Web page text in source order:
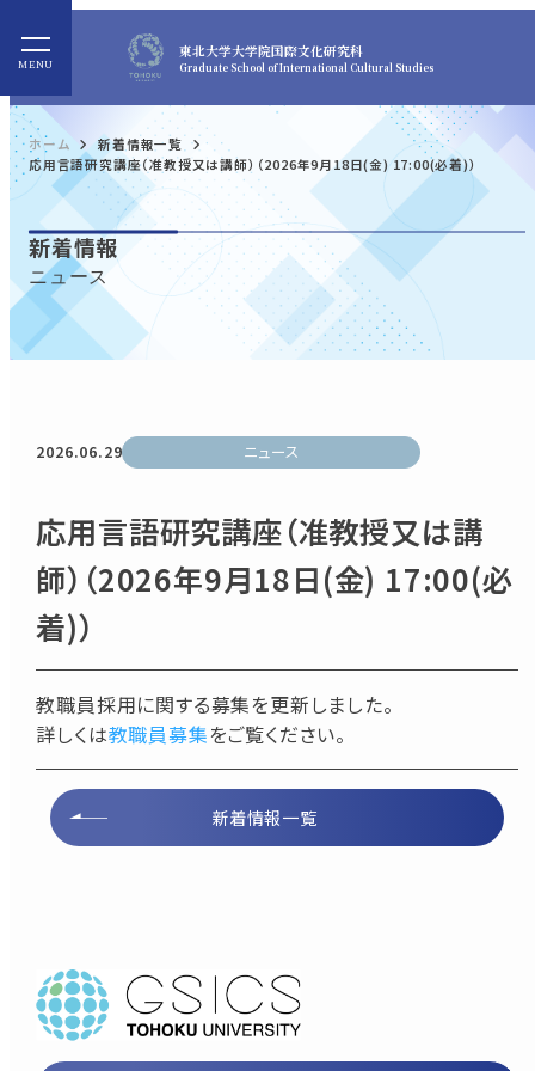
東北大学大学院国際文化研究科
Graduate School of International Cultural Studies
ホーム
新着情報一覧
応用言語研究講座（准教授又は講師）（2026年9月18日(金) 17:00(必着)）
新着情報
ニュース
2026.06.29 ニュース
応用言語研究講座（准教授又は講
師）（2026年9月18日(金) 17:00(必
着)）
教職員採用に関する募集を更新しました。
詳しくは教職員募集をご覧ください。
新着情報一覧